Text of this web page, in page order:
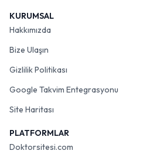
KURUMSAL
Hakkımızda
Bize Ulaşın
Gizlilik Politikası
Google Takvim Entegrasyonu
Site Haritası
PLATFORMLAR
Doktorsitesi.com